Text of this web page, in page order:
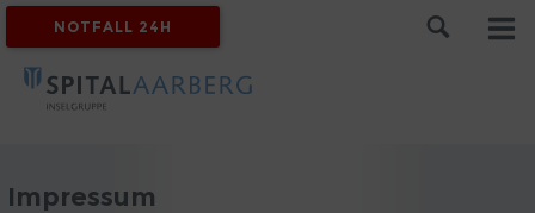
NOTFALL 24H
Impressum